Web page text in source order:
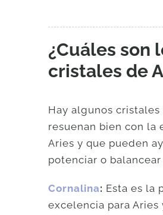
¿Cuáles son
cristales de
Hay algunos cristales
resuenan bien con la
Aries y que pueden
potenciar o
Cornalina: Esta es la
excelencia para Aries